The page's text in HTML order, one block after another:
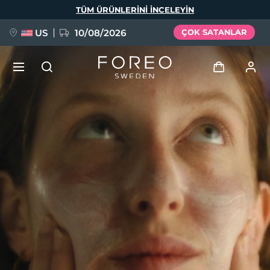
TÜM ÜRÜNLERINI INCELEYIN
US 10/08/2026 ÇOK SATANLAR
Giriş
Kullanici profi̇li̇
Cihazlarım
Siparişlerim
Adresim
Aboneliklerim
FAQ™ Pure Beauty-Tech Elixir
BREAKING NEWS
issa™ Teeth Whitening Set
Dil Seçimi
Español
Français
Русский
Türkçe
简体中文 繁體中文